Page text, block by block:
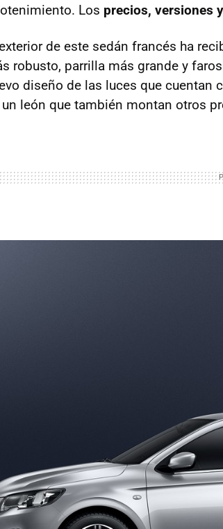
Los precios, versiones
de este sedán francés ha
robusto, parrilla más grande y
diseño de las luces que cuentan
león que también montan otros